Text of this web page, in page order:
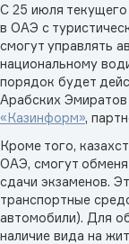
С 25 июля
в ОАЭ с
смогут управлять
национальному
порядок будет
Арабских
«Казинформ»,
Кроме того,
ОАЭ, смогут
сдачи экзаменов.
транспортные
автомобили). Для
наличие вида на